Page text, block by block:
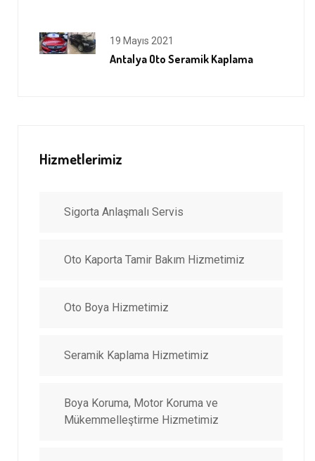
19 Mayıs 2021
Antalya Oto Seramik Kaplama
Hizmetlerimiz
Sigorta Anlaşmalı Servis
Oto Kaporta Tamir Bakım Hizmetimiz
Oto Boya Hizmetimiz
Seramik Kaplama Hizmetimiz
Boya Koruma, Motor Koruma ve
Mükemmelleştirme Hizmetimiz